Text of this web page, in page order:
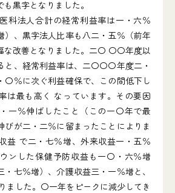
黒字となりました。
科法人合計の経常利益率は一・六％
）、黒字法人比率も八二・五％（前年
な改善となりました。二〇 〇〇年度以
と、経常利益率は、二〇〇〇年度二・
〇％に次ぐ利益確保で、この間低下し
は最も高く なっています。その要因
一％伸ばしたこと（この一〇年で最
びが二・二％に留まったことによりま
益 で二・七％増、外来収益一・五％
ンした保健予防収益も一〇・六％増
・七％増）、介護収益三・一％増と、
ました。〇一年をピークに減少してき